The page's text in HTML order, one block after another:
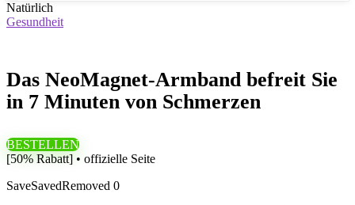
Natürlich
Gesundheit
Das NeoMagnet-Armband befreit Sie
in 7 Minuten von Schmerzen
BESTELLEN
[50% Rabatt] • offizielle Seite
SaveSavedRemoved 0